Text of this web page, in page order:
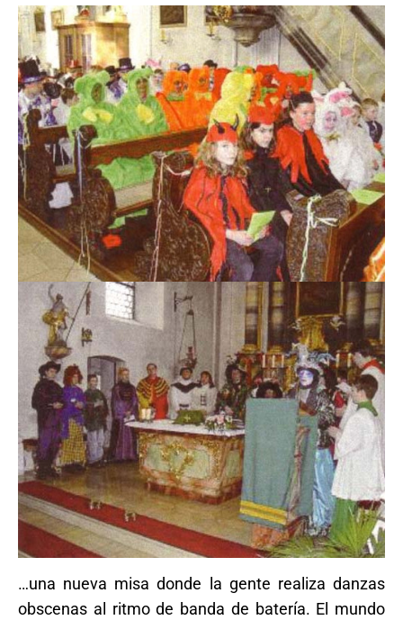
…una nueva misa donde la gente realiza danzas
obscenas al ritmo de banda de batería. El mundo